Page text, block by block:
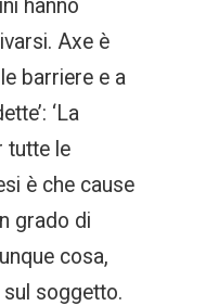
hanno
Axe è
barriere e a
‘La
tutte le
è che cause
grado di
cosa,
soggetto.